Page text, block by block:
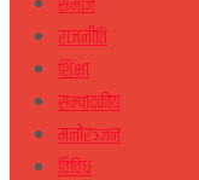
राजनीति
शिक्षा
सम्पादकीय
मनोरञ्जन
विविध